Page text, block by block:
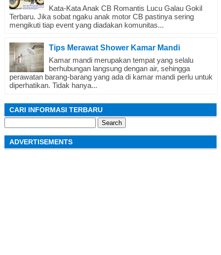
Kata-Kata Anak CB Romantis Lucu Galau Gokil
Terbaru. Jika sobat ngaku anak motor CB pastinya sering
mengikuti tiap event yang diadakan komunitas...
Tips Merawat Shower Kamar Mandi
Kamar mandi merupakan tempat yang selalu
berhubungan langsung dengan air, sehingga
perawatan barang-barang yang ada di kamar mandi perlu untuk
diperhatikan. Tidak hanya...
CARI INFORMASI TERBARU
for:
ADVERTISEMENTS